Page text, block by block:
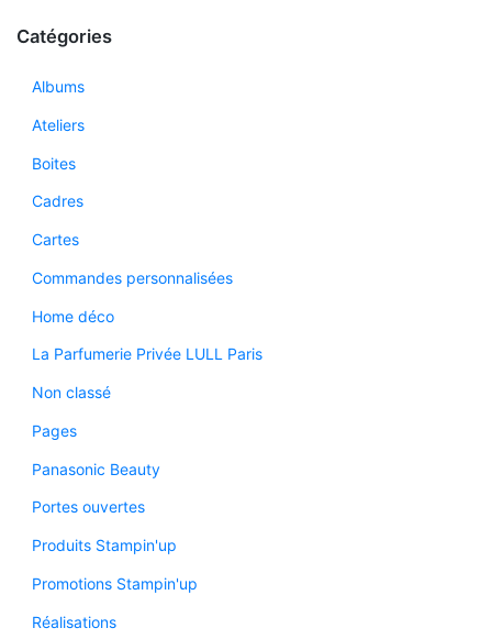
Catégories
Albums
Ateliers
Boites
Cadres
Cartes
Commandes personnalisées
Home déco
La Parfumerie Privée LULL Paris
Non classé
Pages
Panasonic Beauty
Portes ouvertes
Produits Stampin'up
Promotions Stampin'up
Réalisations